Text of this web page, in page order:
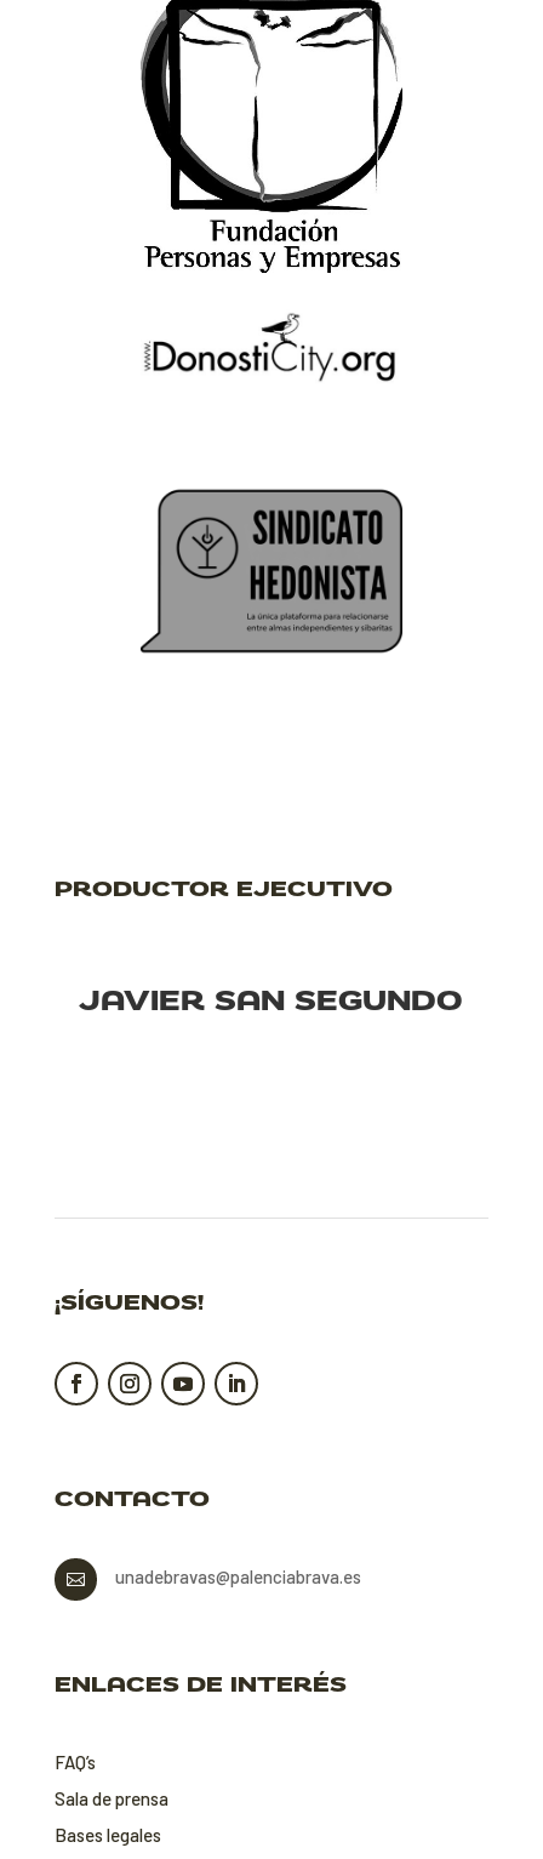
PRODUCTOR EJECUTIVO
JAVIER SAN SEGUNDO
¡SÍGUENOS!
CONTACTO
 unadebravas@palenciabrava.es
ENLACES DE INTERÉS
FAQ’s
Sala de prensa
Bases legales